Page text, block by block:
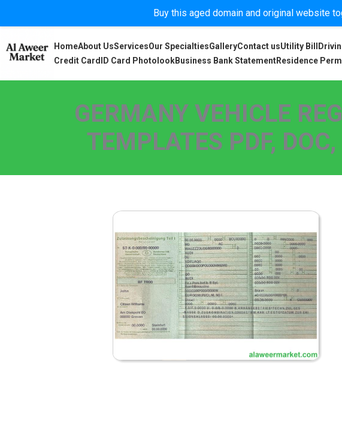
Buy this aged domain and original website
HomeAbout UsServicesOur SpecialtiesGalleryContact usUtility Bill
Credit Card
ID Card PhotolookBusiness Bank StatementResidence
GERMANY VEHICLE
TEMPLATES PDF,